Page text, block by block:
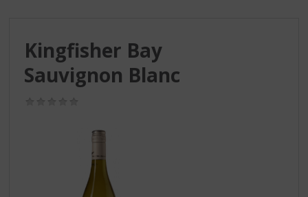
Kingfisher Bay
Sauvignon Blanc